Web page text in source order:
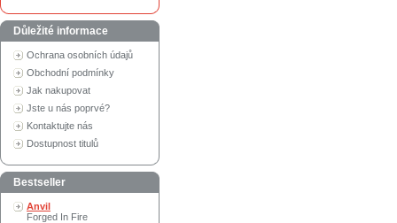
Důležité informace
Ochrana osobních údajů
Obchodní podmínky
Jak nakupovat
Jste u nás poprvé?
Kontaktujte nás
Dostupnost titulů
Bestseller
Anvil
Forged In Fire